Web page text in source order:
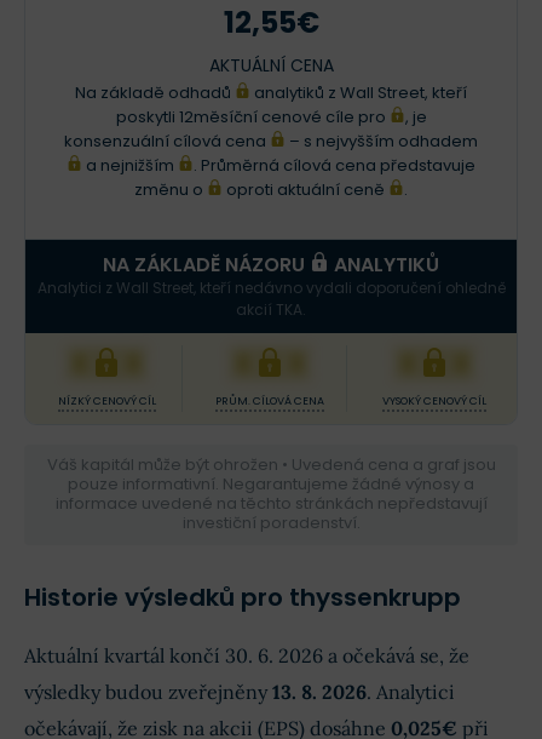
12,55€
AKTUÁLNÍ CENA
Na základě odhadů
analytiků z Wall Street, kteří
poskytli 12měsíční cenové cíle pro
, je
konsenzuální cílová cena
– s nejvyšším odhadem
a nejnižším
. Průměrná cílová cena představuje
změnu o
oproti aktuální ceně .
NA ZÁKLADĚ NÁZORU ANALYTIKŮ
Analytici z Wall Street, kteří nedávno vydali doporučení ohledně
akcií TKA.
XXX
NÍZKÝ CENOVÝ CÍL
XXX
PRŮM. CÍLOVÁ CENA
XXX
VYSOKÝ CENOVÝ CÍL
Váš kapitál může být ohrožen • Uvedená cena a graf jsou
pouze informativní. Negarantujeme žádné výnosy a
informace uvedené na těchto stránkách nepředstavují
investiční poradenství.
Historie výsledků pro thyssenkrupp
Aktuální kvartál končí 30. 6. 2026 a očekává se, že
výsledky budou zveřejněny 13. 8. 2026. Analytici
očekávají, že zisk na akcii (EPS) dosáhne 0,025€ při